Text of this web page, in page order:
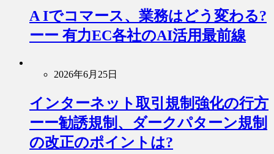
A Iでコマース、業務はどう変わる?
ーー 有力EC各社のAI活用最前線
2026年6月25日
インターネット取引規制強化の行方
ーー勧誘規制、ダークパターン規制
の改正のポイントは?